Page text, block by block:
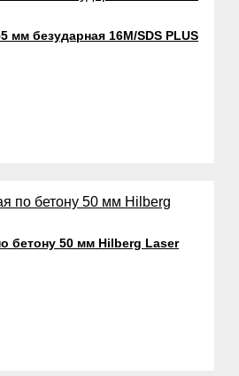
мм безударная 16М/SDS PLUS
бетону 50 мм Hilberg Laser